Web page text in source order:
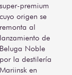
premium
origen se
al
de
Noble
la destilería
en